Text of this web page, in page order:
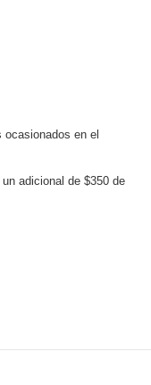
en el
adicional de $350 de